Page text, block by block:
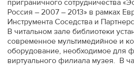
приграничного сотрудничества
Россия – 2007 – 2013» в рамках
Инструмента Соседства и
В читальном зале библиотеки
современное мультимедийное и
оборудование, необходимое для
виртуального филиала музея. В